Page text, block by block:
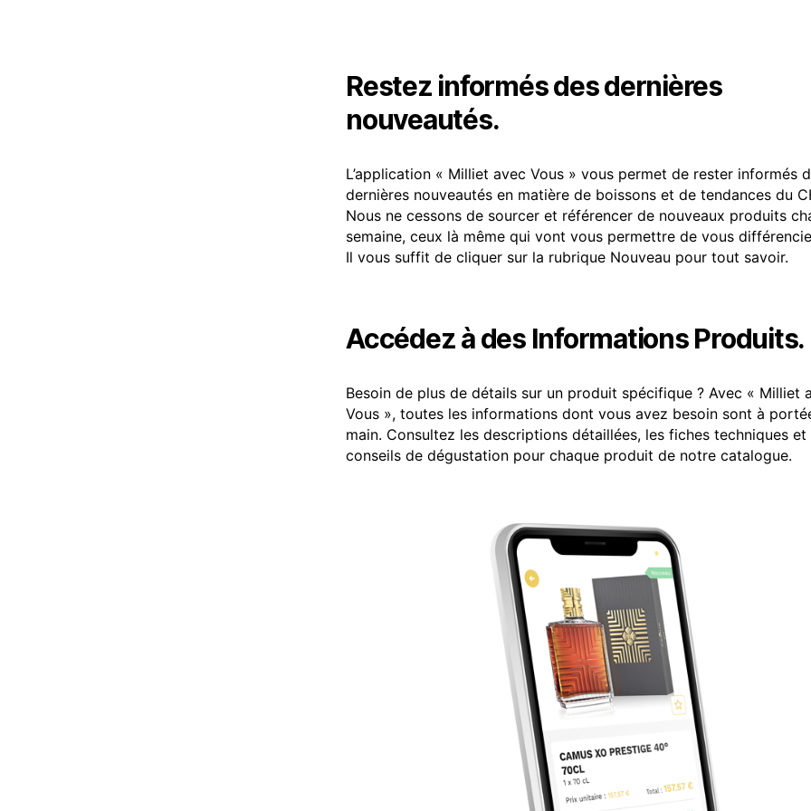
Restez informés des dernières
nouveautés.
L’application « Milliet avec Vous » vous permet de rester informés
dernières nouveautés en matière de boissons et de tendances du
Nous ne cessons de sourcer et référencer de nouveaux produits
semaine, ceux là même qui vont vous permettre de vous
Il vous suffit de cliquer sur la rubrique Nouveau pour tout savoir.
Accédez à des Informations Produits.
Besoin de plus de détails sur un produit spécifique ? Avec « Milliet
Vous », toutes les informations dont vous avez besoin sont à
main. Consultez les descriptions détaillées, les fiches techniques et
conseils de dégustation pour chaque produit de notre catalogue.